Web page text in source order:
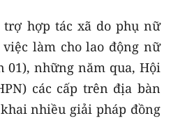
hợp tác xã do phụ nữ
làm cho lao động nữ
01), những năm qua, Hội
các cấp trên địa bàn
nhiều giải pháp đồng